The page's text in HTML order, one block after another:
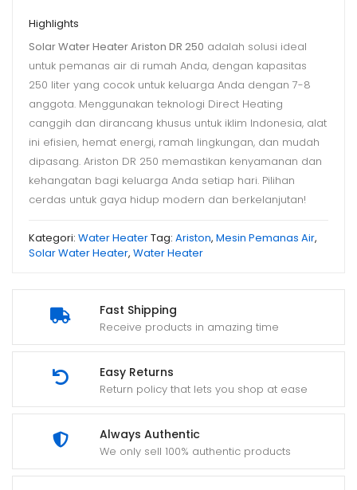
Fast Shipping
Receive products in amazing time
Easy Returns
Return policy that lets you shop at ease
Always Authentic
We only sell 100% authentic products
Highlights
Solar Water Heater Ariston DR 250 adalah solusi ideal
untuk pemanas air di rumah Anda, dengan kapasitas
250 liter yang cocok untuk keluarga Anda dengan 7-8
anggota. Menggunakan teknologi Direct Heating
canggih dan dirancang khusus untuk iklim Indonesia, alat
ini efisien, hemat energi, ramah lingkungan, dan mudah
dipasang. Ariston DR 250 memastikan kenyamanan dan
kehangatan bagi keluarga Anda setiap hari. Pilihan
cerdas untuk gaya hidup modern dan berkelanjutan!
Kategori: Water HeaterTag: Ariston, Mesin Pemanas Air,
Solar Water Heater, Water Heater